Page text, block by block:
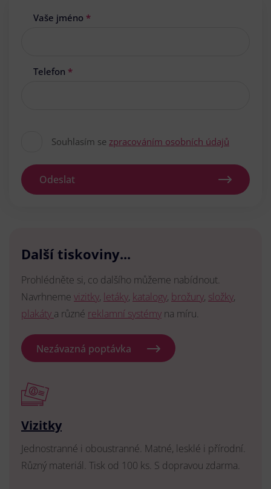
Vaše jméno *
Telefon *
Souhlasím se zpracováním osobních údajů
Odeslat
Další tiskoviny...
Prohlédněte si, co dalšího můžeme nabídnout.
Navrhneme vizitky, letáky, katalogy, brožury, složky,
plakáty a různé reklamní systémy na míru.
Nezávazná poptávka
Vizitky
Jednostranné i oboustranné. Matné, lesklé i přírodní.
Různý materiál. Tisk od 100 ks. S dopravou zdarma.